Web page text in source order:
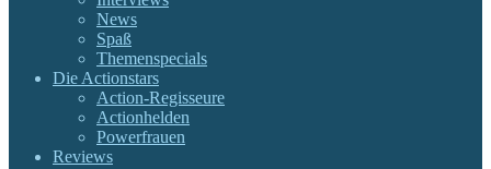
News
Spaß
Themenspecials
Die Actionstars
Action-Regisseure
Actionhelden
Powerfrauen
Reviews